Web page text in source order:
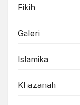
Fikih
Galeri
Islamika
Khazanah